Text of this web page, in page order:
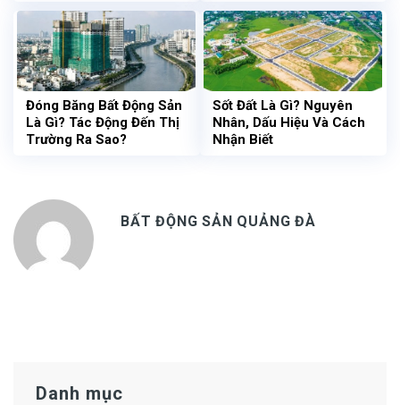
Đóng Băng Bất Động Sản
Là Gì? Tác Động Đến Thị
Trường Ra Sao?
Sốt Đất Là Gì? Nguyên
Nhân, Dấu Hiệu Và Cách
Nhận Biết
BẤT ĐỘNG SẢN QUẢNG ĐÀ
Danh mục